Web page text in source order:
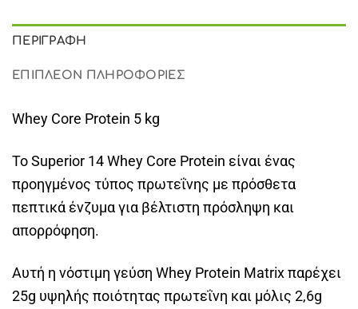
ΠΕΡΙΓΡΑΦΉ
ΕΠΙΠΛΈΟΝ ΠΛΗΡΟΦΟΡΊΕΣ
Whey Core Protein 5 kg
Το Superior 14 Whey Core Protein είναι ένας
προηγμένος τύπος πρωτεΐνης με πρόσθετα
πεπτικά ένζυμα για βέλτιστη πρόσληψη και
απορρόφηση.
Αυτή η νόστιμη γεύση Whey Protein Matrix παρέχει
25g υψηλής ποιότητας πρωτεΐνη και μόλις 2,6g